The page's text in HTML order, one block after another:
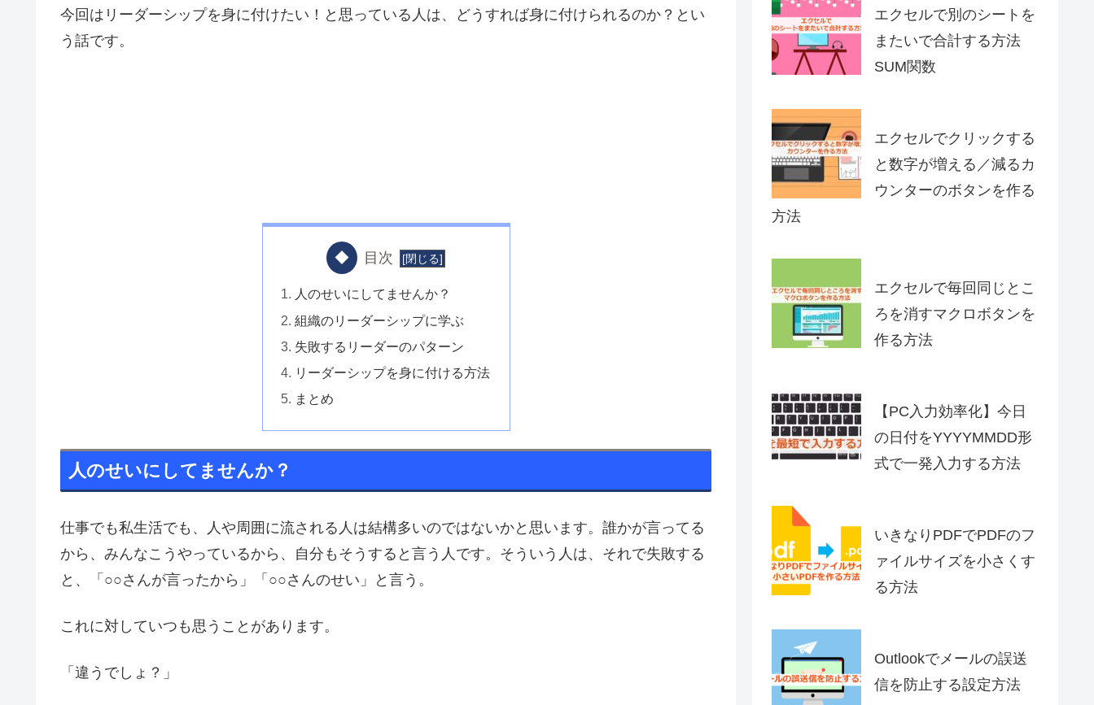
今回はリーダーシップを身に付けたい！と思っている人は、どうすれば身に付けられるのか？とい
う話です。
目次
人のせいにしてませんか？
組織のリーダーシップに学ぶ
失敗するリーダーのパターン
リーダーシップを身に付ける方法
まとめ
人のせいにしてませんか？
仕事でも私生活でも、人や周囲に流される人は結構多いのではないかと思います。誰かが言ってる
から、みんなこうやっているから、自分もそうすると言う人です。そういう人は、それで失敗する
と、「○○さんが言ったから」「○○さんのせい」と言う。
これに対していつも思うことがあります。
「違うでしょ？」
エクセルで別のシートを
またいで合計する方法
SUM関数
エクセルでクリックする
と数字が増える／減るカ
ウンターのボタンを作る
方法
エクセルで毎回同じとこ
ろを消すマクロボタンを
作る方法
【PC入力効率化】今日
の日付をYYYYMMDD形
式で一発入力する方法
いきなりPDFでPDFのフ
ァイルサイズを小さくす
る方法
Outlookでメールの誤送
信を防止する設定方法